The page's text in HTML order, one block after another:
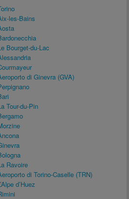
les-Bains
Bourget-du-Lac
di Ginevra (GVA)
Tour-du-Pin
Ravoire
di Torino-Caselle (TRN)
d’Huez